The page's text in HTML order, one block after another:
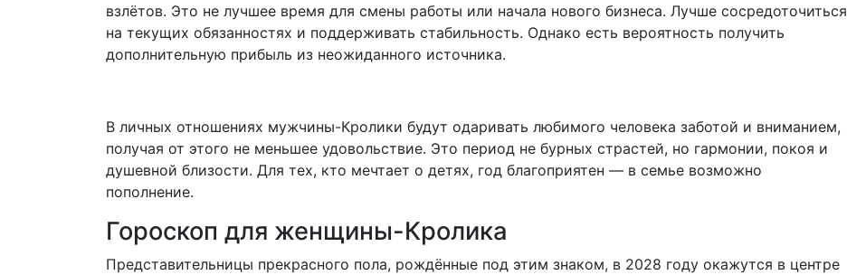
взлётов. Это не лучшее время для смены работы или начала нового бизнеса. Лучше сосредоточиться
на текущих обязанностях и поддерживать стабильность. Однако есть вероятность получить
дополнительную прибыль из неожиданного источника.
В личных отношениях мужчины-Кролики будут одаривать любимого человека заботой и вниманием,
получая от этого не меньшее удовольствие. Это период не бурных страстей, но гармонии, покоя и
душевной близости. Для тех, кто мечтает о детях, год благоприятен — в семье возможно
пополнение.
Гороскоп для женщины-Кролика
Представительницы прекрасного пола, рождённые под этим знаком, в 2028 году окажутся в центре